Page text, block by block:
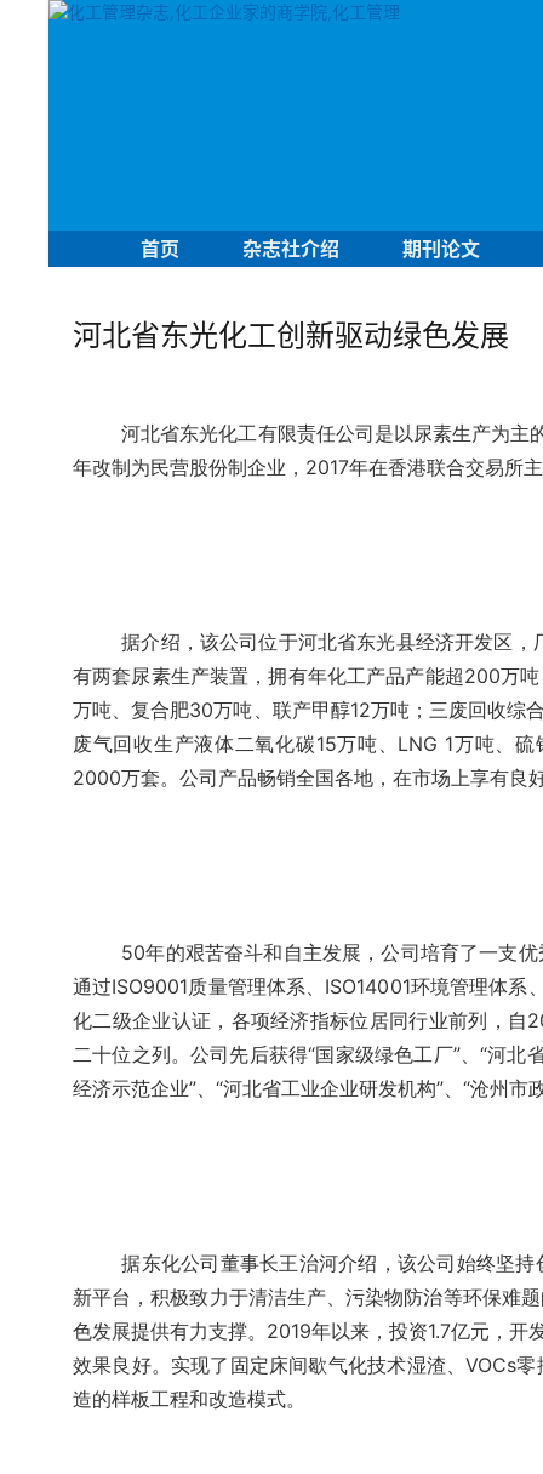
首页 杂志社介绍 期刊论文
河北省东光化工创新驱动绿色发展
河北省东光化工有限责任公司是以尿素生产为
年改制为民营股份制企业，2017年在香港联合交易所
据介绍，该公司位于河北省东光县经济开发区
有两套尿素生产装置，拥有年化工产品产能超200万
万吨、复合肥30万吨、联产甲醇12万吨；三废回收综
废气回收生产液体二氧化碳15万吨、LNG 1万吨、
2000万套。公司产品畅销全国各地，在市场上享有良
50年的艰苦奋斗和自主发展，公司培育了一支
通过ISO9001质量管理体系、ISO14001环境管理体
化二级企业认证，各项经济指标位居同行业前列，自
二十位之列。公司先后获得“国家级绿色工厂”、“河北
经济示范企业”、“河北省工业企业研发机构”、“沧州市
据东化公司董事长王治河介绍，该公司始终坚
新平台，积极致力于清洁生产、污染物防治等环保难
色发展提供有力支撑。2019年以来，投资1.7亿元，开
效果良好。实现了固定床间歇气化技术湿渣、VOCs
造的样板工程和改造模式。